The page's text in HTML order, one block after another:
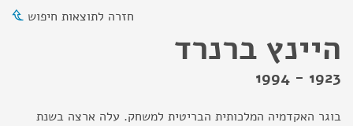
חזרה לתוצאות חיפוש
היינץ ברנרד
1923 - 1994
בוגר האקדמיה המלכותית הבריטית למשחק. עלה ארצה בשנת